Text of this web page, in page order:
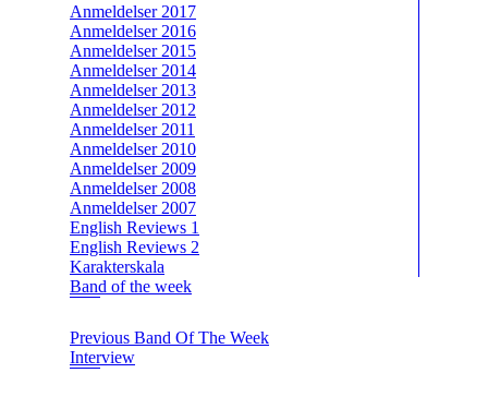
Anmeldelser 2017
Anmeldelser 2016
Anmeldelser 2015
Anmeldelser 2014
Anmeldelser 2013
Anmeldelser 2012
Anmeldelser 2011
Anmeldelser 2010
Anmeldelser 2009
Anmeldelser 2008
Anmeldelser 2007
English Reviews 1
English Reviews 2
Karakterskala
Band of the week
Previous Band Of The Week
Interview